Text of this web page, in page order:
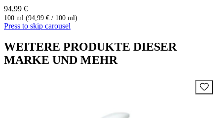
94,99 €
100 ml (94,99 € / 100 ml)
Press to skip carousel
WEITERE PRODUKTE DIESER
MARKE UND MEHR